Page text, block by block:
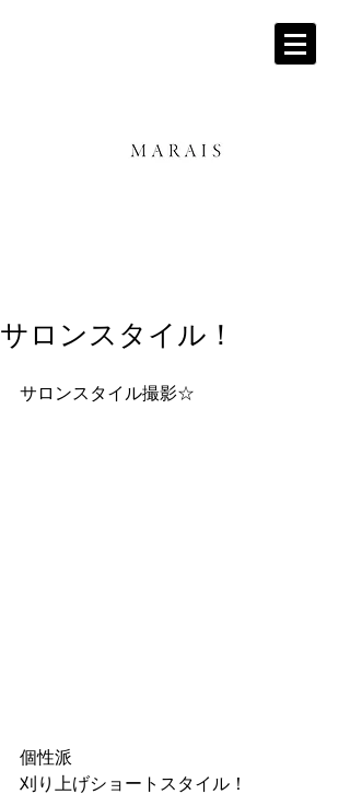
サロンスタイル！
サロンスタイル撮影☆
個性派
刈り上げショートスタイル！